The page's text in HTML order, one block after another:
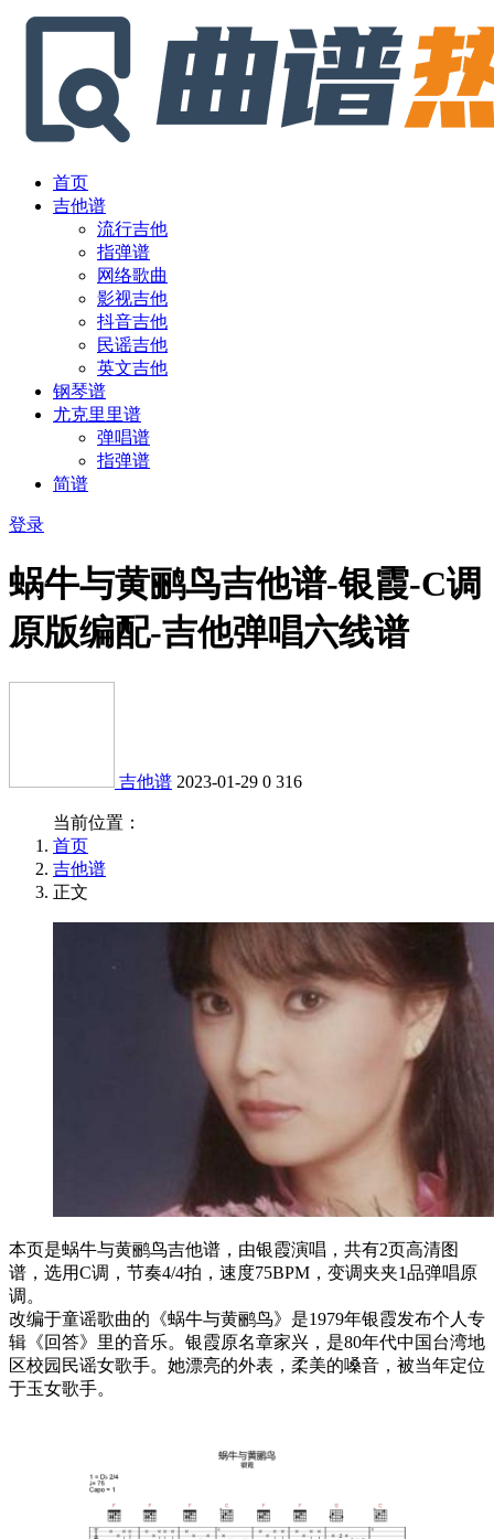
首页
吉他谱
流行吉他
指弹谱
网络歌曲
影视吉他
抖音吉他
民谣吉他
英文吉他
钢琴谱
尤克里里谱
弹唱谱
指弹谱
简谱
登录
蜗牛与黄鹂鸟吉他谱-银霞-C调
原版编配-吉他弹唱六线谱
吉他谱 2023-01-29 0 316
当前位置：
首页
吉他谱
正文
本页是蜗牛与黄鹂鸟吉他谱，由银霞演唱，共有2页高清图
谱，选用C调，节奏4/4拍，速度75BPM，变调夹夹1品弹唱原
调。
改编于童谣歌曲的《蜗牛与黄鹂鸟》是1979年银霞发布个人专
辑《回答》里的音乐。银霞原名章家兴，是80年代中国台湾地
区校园民谣女歌手。她漂亮的外表，柔美的嗓音，被当年定位
于玉女歌手。